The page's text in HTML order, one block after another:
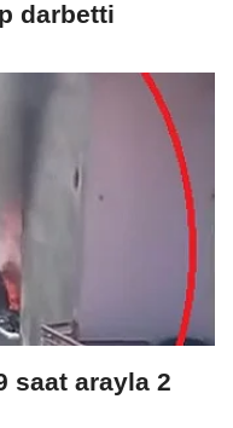
darbetti
saat arayla 2